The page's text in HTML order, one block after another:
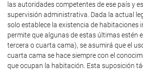
las autoridades competentes de ese país y
supervisión administrativa. Dada la actual
solo establece la existencia de habitaciones
permite que algunas de estas últimas estén
tercera o cuarta cama), se asumirá que el
cuarta cama se hace siempre con el
que ocupan la habitación. Esta suposición